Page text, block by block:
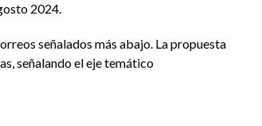
2024.
señalados más abajo. La propuesta
señalando el eje temático